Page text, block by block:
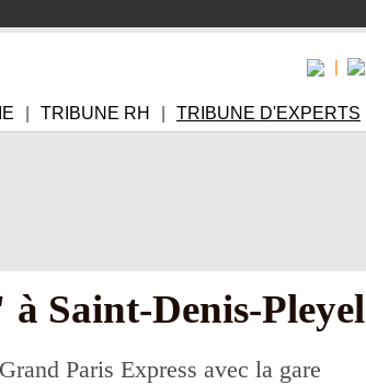
TRIBUNE RH TRIBUNE D'EXPERTS
Saint-Denis-Pleyel
Paris Express avec la gare